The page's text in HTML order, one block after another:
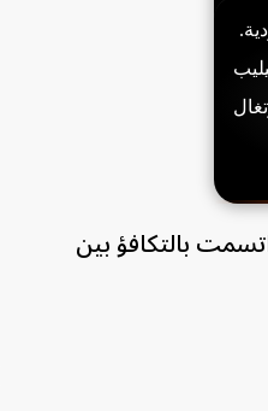
بالتكافؤ بين